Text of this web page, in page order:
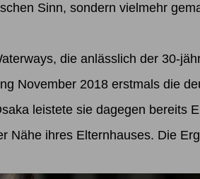
Sinn, sondern vielmehr
die anlässlich der 30-
November 2018 erstmals die
leistete sie dagegen bereits
Nähe ihres Elternhauses. Die